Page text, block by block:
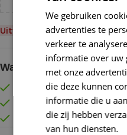
Uitverkocht
Waarom kopen bij de
Lage verzendkosten
Gratis verzonden vanaf
Vóór 16:30 besteld =
We gebruiken
advertenties te
verkeer te
informatie over uw
met onze
die deze kunnen
informatie die u
die zij hebben
van hun diensten.